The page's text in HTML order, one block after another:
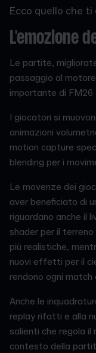
Ecco quello che
L'emozione
Le partite,
passaggio al
importante di FM26
I giocatori si
animazioni
motion capture
blending per i
Le movenze dei
aver beneficiato di
riguardano anche il
shader per il
più realistiche,
nuovi effetti per il
rendono ogni match
Anche le
replay rifatti e alla
salienti che regola il
contesto della